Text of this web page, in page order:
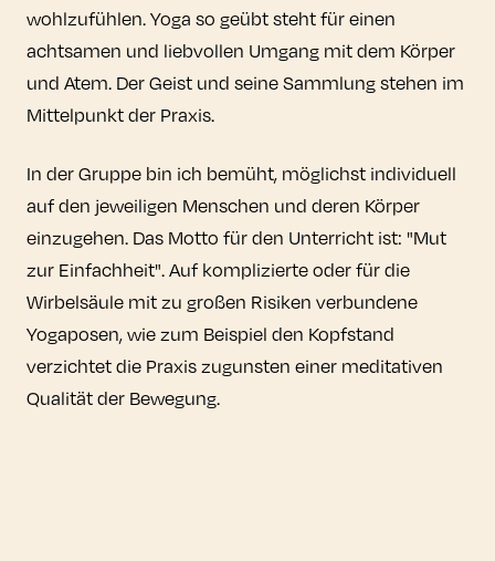
wohlzufühlen. Yoga so geübt steht für einen
achtsamen und liebvollen Umgang mit dem Körper
und Atem. Der Geist und seine Sammlung stehen im
Mittelpunkt der Praxis.
In der Gruppe bin ich bemüht, möglichst individuell
auf den jeweiligen Menschen und deren Körper
einzugehen. Das Motto für den Unterricht ist: "Mut
zur Einfachheit". Auf komplizierte oder für die
Wirbelsäule mit zu großen Risiken verbundene
Yogaposen, wie zum Beispiel den Kopfstand
verzichtet die Praxis zugunsten einer meditativen
Qualität der Bewegung.